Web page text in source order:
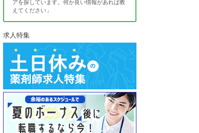
アを探しています。何か良い情報があれば教
えてください」
求人特集